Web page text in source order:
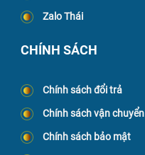
Zalo Thái
CHÍNH SÁCH
Chính sách đổi trả
Chính sách vận chuyển
Chính sách bảo mật